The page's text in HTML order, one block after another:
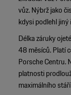
vůz. Nýbrž jako
kdysi podlehl jiný
Délka záruky
48 měsíců. Platí
Porsche Centru.
platnosti
maximálního